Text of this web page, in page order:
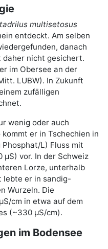
multisetosus
entdeckt. Am selben
danach
daher nicht gesichert.
im Obersee an der
LUBW). In Zukunft
zufälligen
wenig oder auch
er in Tschechien in
L) Fluss mit
vor. In der Schweiz
Lorze, unterhalb
lebte er in sandig-
Wurzeln. Die
cm in etwa auf dem
(~330 µS/cm).
im Bodensee